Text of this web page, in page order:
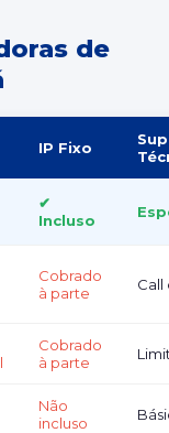
de
IP Fixo
✔
Incluso
Cobrado
à parte
Cobrado
à parte
Não
incluso